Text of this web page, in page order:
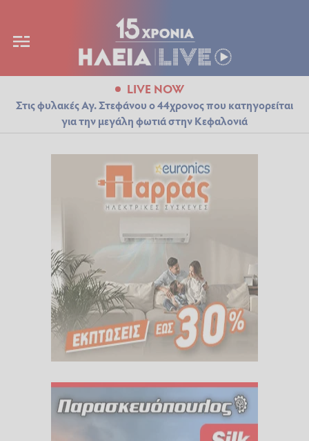
LIVE NOW
Στις φυλακές Αγ. Στεφάνου ο 44χρονος που κατηγορείται
για την μεγάλη φωτιά στην Κεφαλονιά